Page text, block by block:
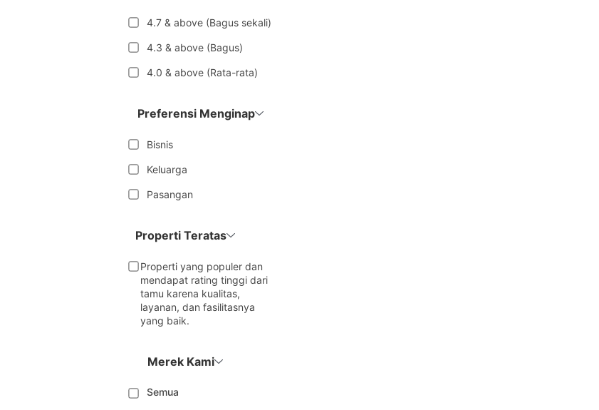
4.7 & above (Bagus sekali)
4.3 & above (Bagus)
4.0 & above (Rata-rata)
Preferensi Menginap
Bisnis
Keluarga
Pasangan
Properti Teratas
Properti yang populer dan
mendapat rating tinggi dari
tamu karena kualitas,
layanan, dan fasilitasnya
yang baik.
Merek Kami
Semua